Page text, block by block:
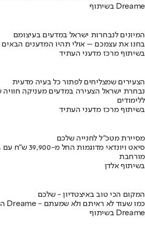
בשיתוף Dreame
המיונים לנבחרות ישראל במדעים בעיצומם
בחנו את עצמכם – אולי תהיו המדענים
בשיתוף מרכז מדעני העתיד
הצעירים שמצליחים לפתור כל בעיה מדעית
נבחרת ישראל הצעירה במדעים מעניקה
ללימודים
בשיתוף מרכז מדעני העתיד
מסיירת מטכ"ל לחנייה שלכם
מורחבת
בשיתוף אלדן
המקום הכי טוב באיצטדיון - שלכם
המונדיאל עם מסכי Dreame - כמו שעוד לא ראיתם ולא שמעתם
בשיתוף Dreame